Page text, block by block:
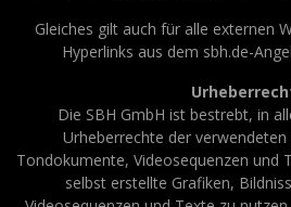
Gleiches gilt auch für alle externen
Hyperlinks aus dem sbh.de-
Die SBH GmbH ist bestrebt, in
Urheberrechte der verwendeten
Tondokumente, Videosequenzen und
selbst erstellte Grafiken,